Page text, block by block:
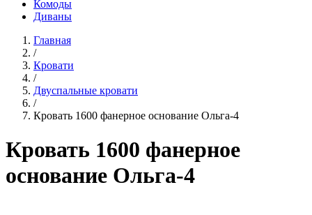
Комоды
Диваны
Главная
/
Кровати
/
Двуспальные кровати
/
Кровать 1600 фанерное основание Ольга-4
Кровать 1600 фанерное
основание Ольга-4